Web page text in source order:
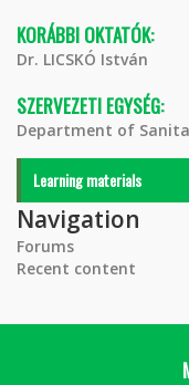
KORÁBBI OKTATÓK:
Dr. LICSKÓ István
SZERVEZETI EGYSÉG:
Department of
Learning materials
Navigation
Forums
Recent content